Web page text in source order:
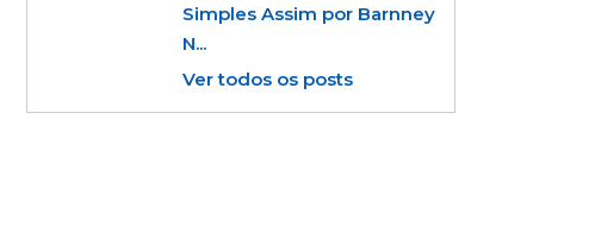
Simples Assim por Barnney
N...
Ver todos os posts